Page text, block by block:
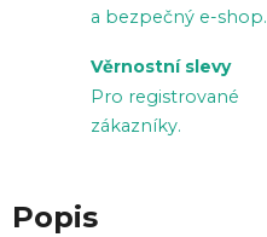
a bezpečný e-shop.
Věrnostní slevy
Pro registrované
zákazníky.
Popis